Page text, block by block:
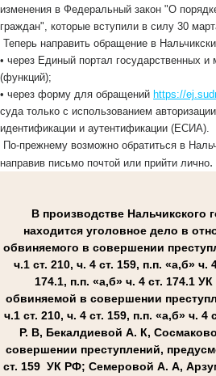
изменения в Федеральный закон "О
граждан", которые вступили в силу 30
Теперь направить обращение в
• через Единый портал государственных и
(функций);
• через форму для обращений https://
суда только с использованием
идентификации и аутентификации (ЕСИА).
По-прежнему возможно обратиться в
направив письмо почтой или прийти лично.
В производстве Нальчикского
находится уголовное дело в
обвиняемого в совершении
ч.1 ст. 210, ч. 4 ст. 159, п.п. «а,б» ч.
174.1, п.п. «а,б» ч. 4 ст. 174.1
обвиняемой в совершении
ч.1 ст. 210, ч. 4 ст. 159, п.п. «а,б» ч.
Р. В, Бекалдиевой А. К,
совершении преступлений,
ст. 159 УК РФ; Семеровой А. А,